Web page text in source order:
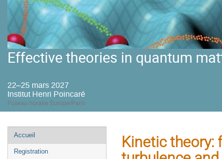
Effective theories in quantum
22–25 mars 2027
Institut Henri Poincaré
Fuseau horaire Europe/Paris
Menu
de
Accueil
Registration
Kinetic theory: